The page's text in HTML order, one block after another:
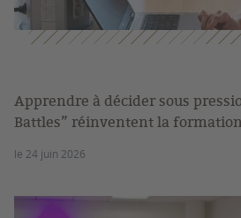
Apprendre à décider sous
Battles” réinventent la formation
le 24 juin 2026